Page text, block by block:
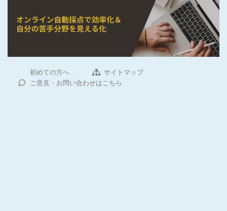
初めての方へ
サイトマップ
ご意見・お問い合わせはこちら